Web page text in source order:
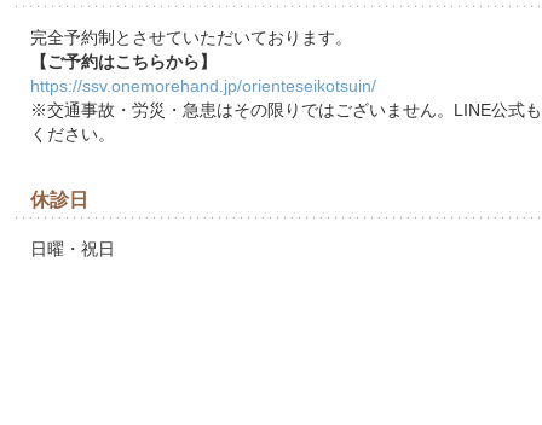
完全予約制とさせていただいております。
【ご予約はこちらから】
https://ssv.onemorehand.jp/orienteseikotsuin/
※交通事故・労災・急患はその限りではございません。LINE公式
ください。
休診日
日曜・祝日